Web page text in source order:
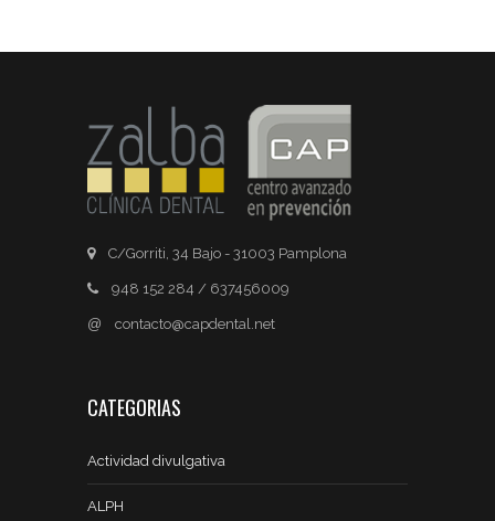
C/Gorriti, 34 Bajo - 31003 Pamplona
948 152 284 / 637456009
@ contacto@capdental.net
CATEGORIAS
Actividad divulgativa
ALPH